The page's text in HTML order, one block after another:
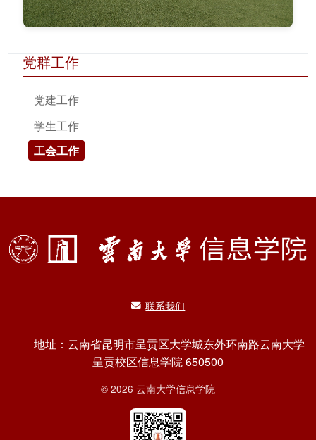
党群工作
党建工作
学生工作
工会工作
联系我们
地址：云南省昆明市呈贡区大学城东外环南路云南大学
呈贡校区信息学院 650500
© 2026 云南大学信息学院